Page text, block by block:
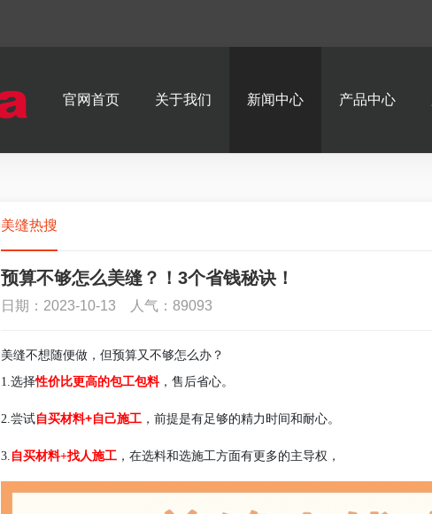
官网首页 关于我们 新闻中心 产品中心
美缝热搜
预算不够怎么美缝？！3个省钱秘诀！
日期：2023-10-13 人气：89093
美缝不想随便做，但预算又不够怎么办？
1.选择性价比更高的包工包料，售后省心。
2.尝试自买材料+自己施工 ，前提是有足够的精力时间和耐心。
3. 自买材料+找人施工 ，在选料和选施工方面有更多的主导权，